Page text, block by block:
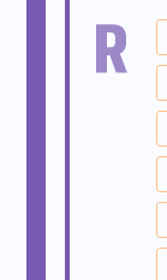
R